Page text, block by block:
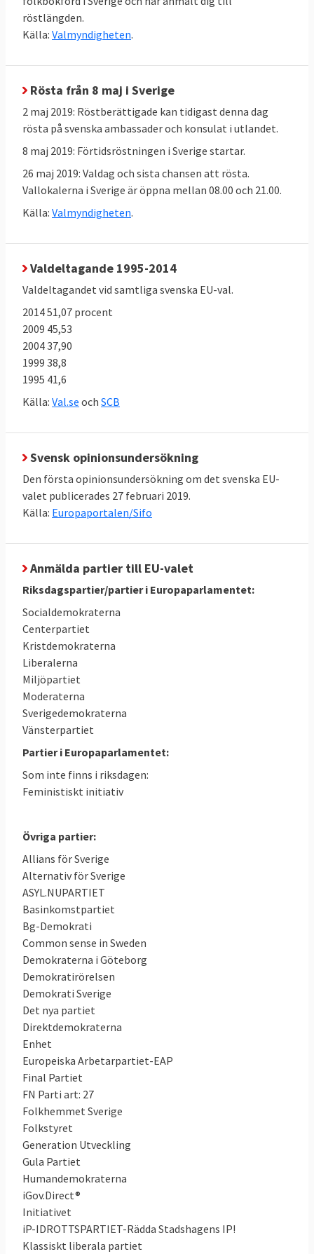
representant för Die Grünen
Bas Eickhout, nederländsk EU-
Europeiska vänsterpartiet:
Violeta Tomič, slovensk parlamentariker
Nico Cue, belgisk metallfacksledare
Liberala Alde:
Väntas presenterar flera toppkandidater 21
mars
Bakgrund
maj 2019. För svensk del betyder det att EU-
valet genomförs söndagen den 26 maj.
Antalet platser i Europaparlamentet efter
EU-valet minskas från 751 till 705 på grund
av att
Antalet svenska Europaparlamentariker
kommer att öka från 20 till 21 folkvalda.
parlamentet för att uppnå en bättre
proportionalitet i förhållande till
folkmängden.
minst fyra procent av rösterna för att
få delta i fördelningen av de 21 svenska
mandaten.
röstlängden.
Källa: Valmyndigheten.
Rösta från 8 maj i Sverige
2 maj 2019: Röstberättigade kan tidigast denna dag
rösta på svenska ambassader och konsulat i utlandet.
8 maj 2019: Förtidsröstningen i Sverige startar.
26 maj 2019: Valdag och sista chansen att rösta.
Vallokalerna i Sverige är öppna mellan 08.00 och 21.00.
Källa: Valmyndigheten.
Valdeltagande 1995-2014
Valdeltagandet vid samtliga svenska EU-val.
2014 51,07 procent
2009 45,53
2004 37,90
1999 38,8
1995 41,6
Källa: Val.se och SCB
Svensk opinionsundersökning
Den första opinionsundersökning om det svenska EU-
valet publicerades 27 februari 2019.
Källa: Europaportalen/Sifo
Anmälda partier till EU-valet
Riksdagspartier/partier i Europaparlamentet:
Socialdemokraterna
Centerpartiet
Kristdemokraterna
Liberalerna
Miljöpartiet
Moderaterna
Sverigedemokraterna
Vänsterpartiet
Partier i Europaparlamentet:
Som inte finns i riksdagen:
Feministiskt initiativ
Övriga partier:
Allians för Sverige
Alternativ för Sverige
ASYL.NUPARTIET
Basinkomstpartiet
Bg-Demokrati
Common sense in Sweden
Demokraterna i Göteborg
Demokratirörelsen
Demokrati Sverige
Det nya partiet
Direktdemokraterna
Enhet
Europeiska Arbetarpartiet-EAP
Final Partiet
FN Parti art: 27
Folkhemmet Sverige
Folkstyret
Generation Utveckling
Gula Partiet
Humandemokraterna
iGov.Direct®
Initiativet
iP-IDROTTSPARTIET-Rädda Stadshagens IP!
Klassiskt liberala partiet